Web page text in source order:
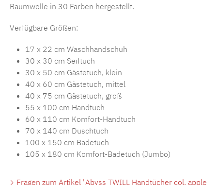
Baumwolle in 30 Farben hergestellt.
Verfügbare Größen:
17 x 22 cm Waschhandschuh
30 x 30 cm Seiftuch
30 x 50 cm Gästetuch, klein
40 x 60 cm Gästetuch, mittel
40 x 75 cm Gästetuch, groß
55 x 100 cm Handtuch
60 x 110 cm Komfort-Handtuch
70 x 140 cm Duschtuch
100 x 150 cm Badetuch
105 x 180 cm Komfort-Badetuch (Jumbo)
Fragen zum Artikel "Abyss TWILL Handtücher col. apple